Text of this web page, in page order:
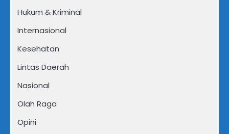
Hukum & Kriminal
Internasional
Kesehatan
Lintas Daerah
Nasional
Olah Raga
Opini